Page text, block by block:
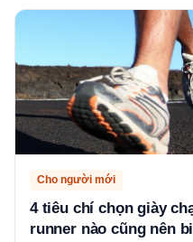
Cho người mới
4 tiêu chí chọn giày
runner nào cũng nên